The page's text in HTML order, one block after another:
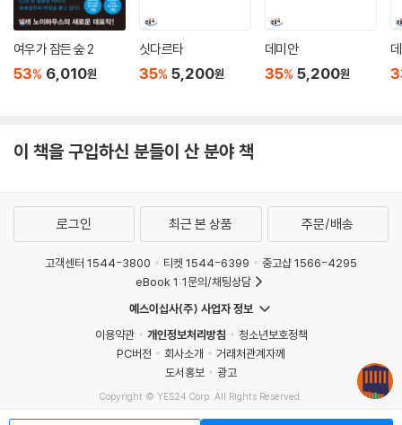
의 기준과 법의 집행에 인간이 관여할 수 없다’는 사고 등 실존적 차원 내지
종교적 차원까지 암시하고 있는 죄의 문제를 묻는다.
여우가 잠든 숲 2
53% 6,010원
싯다르타
35% 5,200원
데미안
35% 5,200원
이 책을 구입하신 분들이 산 분야 책
로그인 최근 본 상품 주문/배송
고객센터 1544-3800 티켓 1544-6399
중고샵 1566-4295
eBook 1:1문의/채팅상담
예스이십사(주) 사업자 정보
이용약관
개인정보처리방침
청소년보호정책
PC버전
회사소개
거래처관계자께
도서홍보
광고
Copyright © YES24 Corp. All Rights Reserved.